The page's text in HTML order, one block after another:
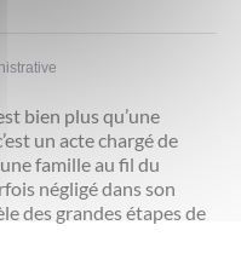
bien plus qu’une
un acte chargé de
famille au fil du
négligé dans son
des grandes étapes de